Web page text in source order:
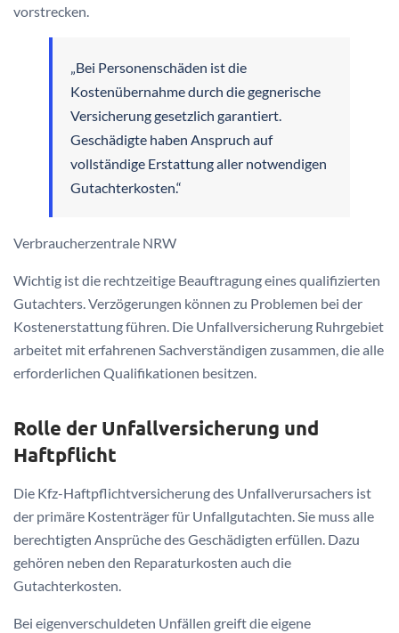
vorstrecken.
„Bei Personenschäden ist die
Kostenübernahme durch die gegnerische
Versicherung gesetzlich garantiert.
Geschädigte haben Anspruch auf
vollständige Erstattung aller notwendigen
Gutachterkosten.“
Verbraucherzentrale NRW
Wichtig ist die rechtzeitige Beauftragung eines qualifizierten
Gutachters. Verzögerungen können zu Problemen bei der
Kostenerstattung führen. Die Unfallversicherung Ruhrgebiet
arbeitet mit erfahrenen Sachverständigen zusammen, die alle
erforderlichen Qualifikationen besitzen.
Rolle der Unfallversicherung und
Haftpflicht
Die Kfz-Haftpflichtversicherung des Unfallverursachers ist
der primäre Kostenträger für Unfallgutachten. Sie muss alle
berechtigten Ansprüche des Geschädigten erfüllen. Dazu
gehören neben den Reparaturkosten auch die
Gutachterkosten.
Bei eigenverschuldeten Unfällen greift die eigene